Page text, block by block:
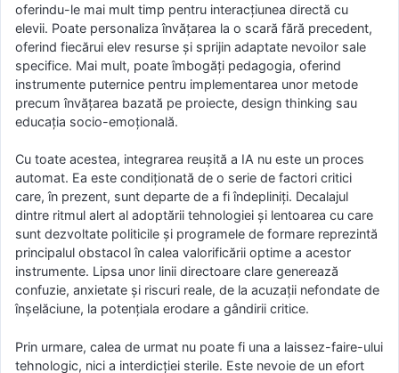
oferindu-le mai mult timp pentru interacțiunea directă cu
elevii. Poate personaliza învățarea la o scară fără precedent,
oferind fiecărui elev resurse și sprijin adaptate nevoilor sale
specifice. Mai mult, poate îmbogăți pedagogia, oferind
instrumente puternice pentru implementarea unor metode
precum învățarea bazată pe proiecte, design thinking sau
educația socio-emoțională.
Cu toate acestea, integrarea reușită a IA nu este un proces
automat. Ea este condiționată de o serie de factori critici
care, în prezent, sunt departe de a fi îndepliniți. Decalajul
dintre ritmul alert al adoptării tehnologiei și lentoarea cu care
sunt dezvoltate politicile și programele de formare reprezintă
principalul obstacol în calea valorificării optime a acestor
instrumente. Lipsa unor linii directoare clare generează
confuzie, anxietate și riscuri reale, de la acuzații nefondate de
înșelăciune, la potențiala erodare a gândirii critice.
Prin urmare, calea de urmat nu poate fi una a laissez-faire-ului
tehnologic, nici a interdicției sterile. Este nevoie de un efort